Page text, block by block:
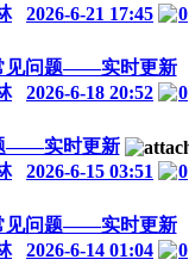
2026-6-21 17:45 0
见问题——实时更新
2026-6-18 20:52 0
——实时更新
2026-6-15 03:51 0
见问题——实时更新
2026-6-14 01:04 0